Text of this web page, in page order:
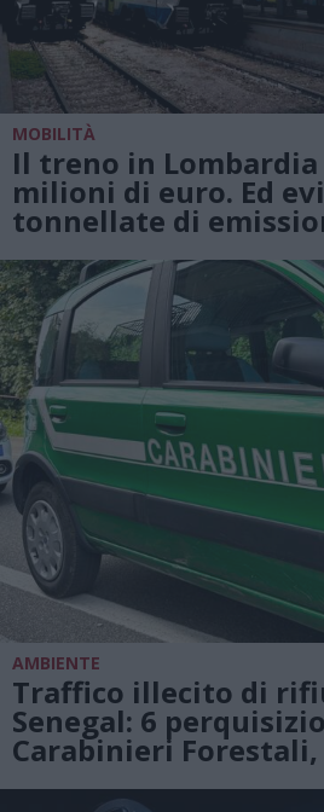
MOBILITÀ
Il treno in Lombardia
milioni di euro. Ed
tonnellate di
AMBIENTE
Traffico illecito di
Senegal: 6
Carabinieri